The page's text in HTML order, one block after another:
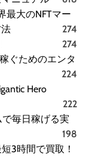
最大のNFTマー
274
274
ぐためのエンタ
224
Hero
222
で毎日稼げる実
198
3時間で買取！